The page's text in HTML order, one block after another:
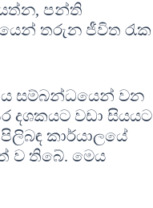
පන්ති
තරුන ජීවිත රැක
සම්බන්ධයෙන් වන
දශකයට වඩා සියයට
කාර්යාලයේ
ව තිබේ. මෙය